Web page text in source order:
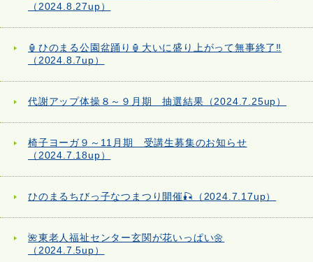
（2024.8.27up）
🏮ひのまる公園盆踊り🏮大いに盛り上がって無事終了‼
（2024.8.7up）
代謝アップ体操８～９月期 抽選結果（2024.7.25up）
椅子ヨーガ９～11月期 受講生募集のお知らせ
（2024.7.18up）
ひのまるちびっ子なつまつり開催🎣（2024.7.17up）
🌺東老人福祉センター玄関が花いっぱい🌼
（2024.7.5up）